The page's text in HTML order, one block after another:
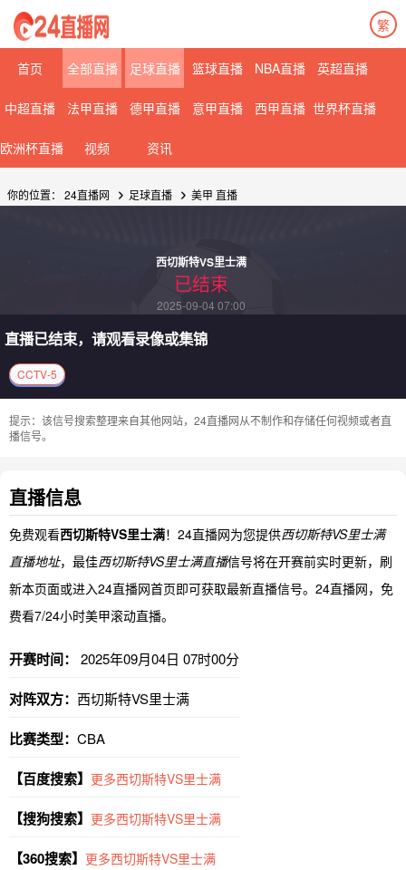
繁
首页 全部直播 足球直播 篮球直播 NBA直播 英超直播
中超直播 法甲直播 德甲直播 意甲直播 西甲直播 世界杯直播
欧洲杯直播 视频 资讯
你的位置： 24直播网 足球直播 美甲 直播
西切斯特VS里士满
已结束
2025-09-04 07:00
直播已结束，请观看录像或集锦
CCTV-5
提示：该信号搜索整理来自其他网站，24直播网从不制作和存储任何视频或者直
播信号。
直播信息
免费观看西切斯特VS里士满！24直播网为您提供西切斯特VS里士满
直播地址，最佳西切斯特VS里士满直播信号将在开赛前实时更新，刷
新本页面或进入24直播网首页即可获取最新直播信号。24直播网，免
费看7/24小时美甲滚动直播。
开赛时间： 2025年09月04日 07时00分
对阵双方： 西切斯特VS里士满
比赛类型： CBA
【百度搜索】 更多西切斯特VS里士满
【搜狗搜索】 更多西切斯特VS里士满
【360搜索】 更多西切斯特VS里士满
08月07日 星期五
08月08日 星期六